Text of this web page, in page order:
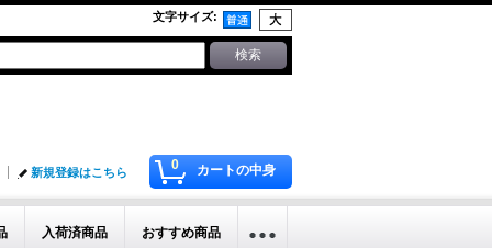
文字サイズ:
0 カートの中身
新規登録はこちら
入荷済商品 おすすめ商品